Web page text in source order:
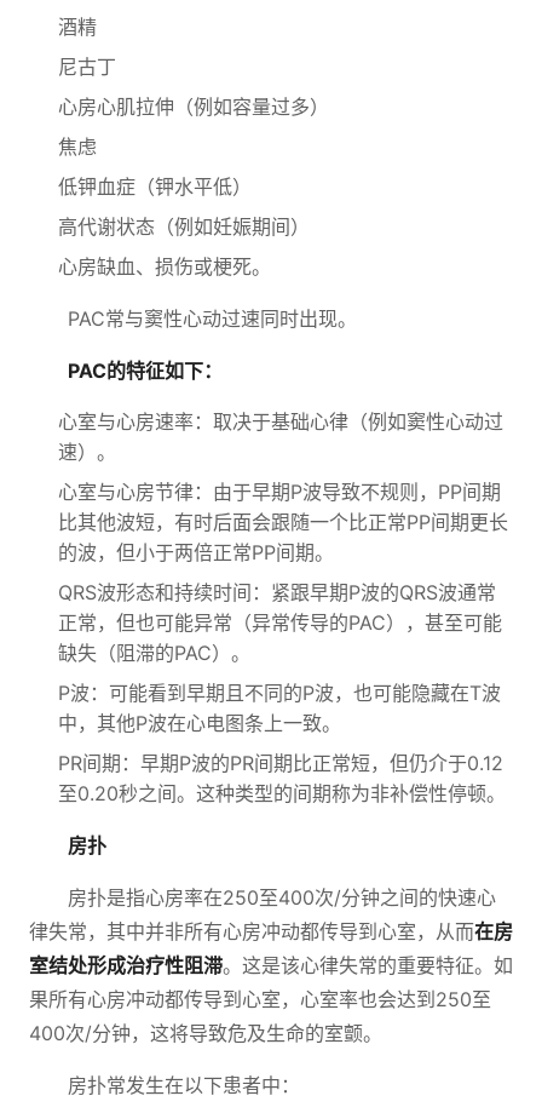
酒精
尼古丁
心房心肌拉伸（例如容量过多）
焦虑
低钾血症（钾水平低）
高代谢状态（例如妊娠期间）
心房缺血、损伤或梗死。
PAC常与窦性心动过速同时出现。
PAC的特征如下：
心室与心房速率：取决于基础心律（例如窦性心动过
速）。
心室与心房节律：由于早期P波导致不规则，PP间期
比其他波短，有时后面会跟随一个比正常PP间期更长
的波，但小于两倍正常PP间期。
QRS波形态和持续时间：紧跟早期P波的QRS波通常
正常，但也可能异常（异常传导的PAC），甚至可能
缺失（阻滞的PAC）。
P波：可能看到早期且不同的P波，也可能隐藏在T波
中，其他P波在心电图条上一致。
PR间期：早期P波的PR间期比正常短，但仍介于0.12
至0.20秒之间。这种类型的间期称为非补偿性停顿。
房扑
房扑是指心房率在250至400次/分钟之间的快速心
律失常，其中并非所有心房冲动都传导到心室，从而在房
室结处形成治疗性阻滞。这是该心律失常的重要特征。如
果所有心房冲动都传导到心室，心室率也会达到250至
400次/分钟，这将导致危及生命的室颤。
房扑常发生在以下患者中：